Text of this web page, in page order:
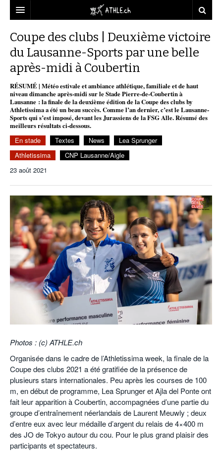
DOSSIERS
CHRONIQUES
TOUT
MICHEL HERREN
REPORTAGES
DOPAGE
GALERIES
STATISTIQUES
STATISTIQUES
MINIMA
PARTENAIRES
CNP
CLUBS PARTENAIRES
FÉDÉRATION
PUBLICITÉ
VIDEOS
CLUB D’ATHLÉTISME
TOUS SUPPORTERS D’ATHLE.CH !
NOUS CONTACTER
POURQUOI ATHLE.CH ?
ATHLE.CH RÉGIONS
CNP LAUSANNE/AIGLE
ATHLE.CH RÉGIONS | JURA
ATHLE.CH RÉGIONS | VAUD
ATHLE.CH VINTAGE
BIOGRAPHIES
HIGHLIGHTS
LIVRES
Coupe des clubs | Deuxième victoire
du Lausanne-Sports par une belle
après-midi à Coubertin
RÉSUMÉ | Météo estivale et ambiance athlétique, familiale et de haut
niveau dimanche après-midi sur le Stade Pierre-de-Coubertin à
Lausanne : la finale de la deuxième édition de la Coupe des clubs by
Athletissima a été un beau succès. Comme l’an dernier, c’est le Lausanne-
Sports qui s’est imposé, devant les Jurassiens de la FSG Alle. Résumé des
meilleurs résultats ci-dessous.
En stade Textes News
Lea Sprunger
Athletissima
CNP Lausanne/Aigle
23 août 2021
Photos : (c) ATHLE.ch
Organisée dans le cadre de l’Athletissima week, la finale de la
Coupe des clubs 2021 a été gratifiée de la présence de
plusieurs stars internationales. Peu après les courses de 100
m, en début de programme, Lea Sprunger et Ajla del Ponte ont
fait leur apparition à Coubertin, accompagnées d’une partie du
groupe d’entraînement néerlandais de Laurent Meuwly ; deux
d’entre eux avec leur médaille d’argent du relais de 4×400 m
des JO de Tokyo autour du cou. Pour le plus grand plaisir des
participants et spectateurs.